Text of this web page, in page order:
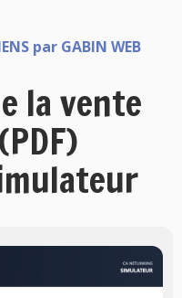
par GABIN WEB
la vente